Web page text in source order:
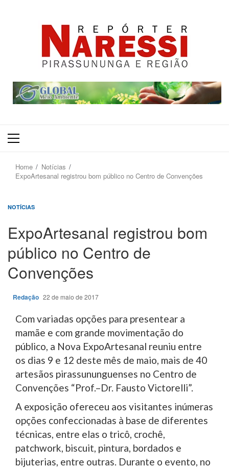
Primary
Home
Notícias
ExpoArtesanal registrou bom público no Centro de Convenções
NOTÍCIAS
ExpoArtesanal registrou bom
público no Centro de
Convenções
Redação 22 de maio de 2017
Com variadas opções para presentear a
mamãe e com grande movimentação do
público, a Nova ExpoArtesanal reuniu entre
os dias 9 e 12 deste mês de maio, mais de 40
artesãos pirassununguenses no Centro de
Convenções “Prof.–Dr. Fausto Victorelli”.
A exposição ofereceu aos visitantes inúmeras
opções confeccionadas à base de diferentes
técnicas, entre elas o tricô, crochê,
patchwork, biscuit, pintura, bordados e
bijuterias, entre outras. Durante o evento, no